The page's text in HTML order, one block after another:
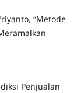
“Metode
Penjualan